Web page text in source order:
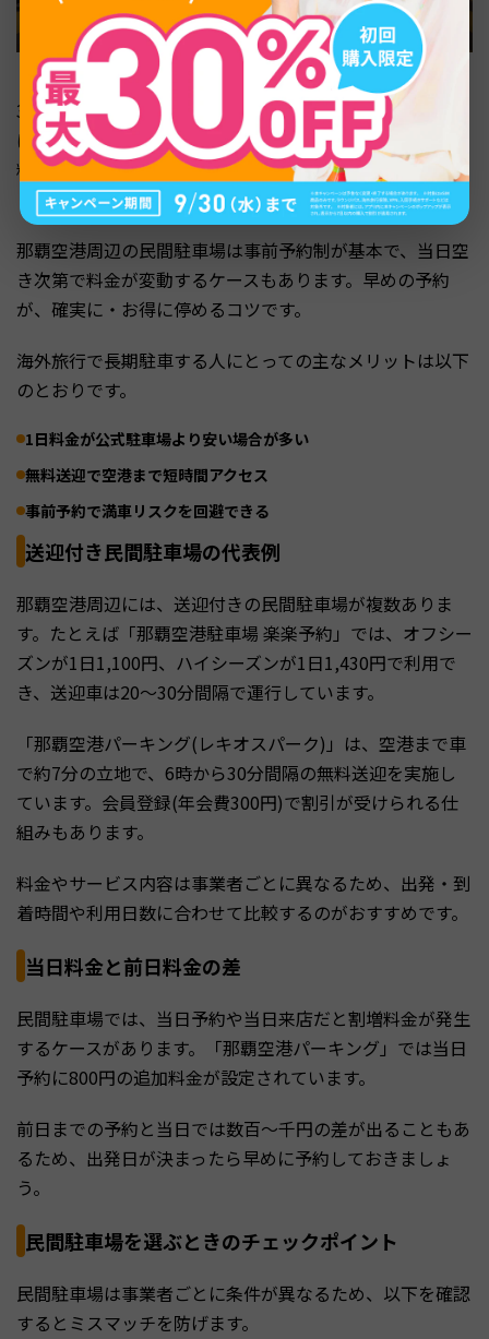
3日以上の海外旅行や、料金をできるだけ抑えたい人に
は、空港周辺の民間駐車場が選択肢になります。多くが無
料送迎付きで、空港まで5〜7分前後でアクセスできるサー
ビスが中心です。
那覇空港周辺の民間駐車場は事前予約制が基本で、当日空
き次第で料金が変動するケースもあります。早めの予約
が、確実に・お得に停めるコツです。
海外旅行で長期駐車する人にとっての主なメリットは以下
のとおりです。
1日料金が公式駐車場より安い場合が多い
無料送迎で空港まで短時間アクセス
事前予約で満車リスクを回避できる
送迎付き民間駐車場の代表例
那覇空港周辺には、送迎付きの民間駐車場が複数ありま
す。たとえば「那覇空港駐車場 楽楽予約」では、オフシー
ズンが1日1,100円、ハイシーズンが1日1,430円で利用で
き、送迎車は20〜30分間隔で運行しています。
「那覇空港パーキング(レキオスパーク)」は、空港まで車
で約7分の立地で、6時から30分間隔の無料送迎を実施し
ています。会員登録(年会費300円)で割引が受けられる仕
組みもあります。
料金やサービス内容は事業者ごとに異なるため、出発・到
着時間や利用日数に合わせて比較するのがおすすめです。
当日料金と前日料金の差
民間駐車場では、当日予約や当日来店だと割増料金が発生
するケースがあります。「那覇空港パーキング」では当日
予約に800円の追加料金が設定されています。
前日までの予約と当日では数百〜千円の差が出ることもあ
るため、出発日が決まったら早めに予約しておきましょ
う。
民間駐車場を選ぶときのチェックポイント
民間駐車場は事業者ごとに条件が異なるため、以下を確認
するとミスマッチを防げます。